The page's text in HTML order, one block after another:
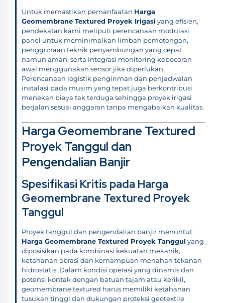
Untuk memastikan pemanfaatan Harga
Geomembrane Textured Proyek Irigasiyang efisien,
pendekatan kami meliputi perencanaan modulasi
panel untuk meminimalkan limbah pemotongan,
penggunaan teknik penyambungan yang cepat
namun aman, serta integrasi monitoring kebocoran
awal menggunakan sensor jika diperlukan.
Perencanaan logistik pengiriman dan penjadwalan
instalasi pada musim yang tepat juga berkontribusi
menekan biaya tak terduga sehingga proyek irigasi
berjalan sesuai anggaran tanpa mengabaikan kualitas.
Harga Geomembrane Textured
Proyek Tanggul dan
Pengendalian Banjir
Spesifikasi Kritis pada Harga
Geomembrane Textured Proyek
Tanggul
Proyek tanggul dan pengendalian banjir menuntut
Harga Geomembrane Textured Proyek Tanggul yang
diposisikan pada kombinasi kekuatan mekanik,
ketahanan abrasi dan kemampuan menahan tekanan
hidrostatis. Dalam kondisi operasi yang dinamis dan
potensi kontak dengan batuan tajam atau kerikil,
geomembrane textured harus memiliki ketahanan
tusukan tinggi dan dukungan proteksi geotextile